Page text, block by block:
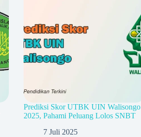
Prediksi Skor UTBK UIN Walisongo
2025, Pahami Peluang Lolos SNBT
7 Juli 2025